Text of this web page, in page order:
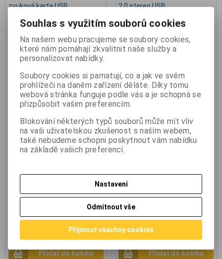
zvuková karta USB
Katalogové číslo: co_1608771
Termín dodání (dny):skladem
Skladem:1 ks
Hmotnost:0,06 kg
Renkforce 1608771 externí
zvuková karta USB konektor na
sluchátka, externí ovládání
hlasitosti. Tato zvuková karta
reproduktor, mikrofon nebo
sluchátka pohodlně přes USB
port. Využijte mnoho výhod
zvukové karty a telefonujte
například pomocí sluchátek
zdarma na internetu přes Voice
manipulací a možností nahradit
zvukové karty notebooku nebo
počítače. *obal má 15x11x4cm*
373,60 Kč
415 Kč
(13,085 EUR)(Vaše cena
Přidat do košíku
2.0 stereo USB
Výrobce:
Katalogové číslo:
Záruka (měsíců):24
Termín dodání (dny):
EAN: 4007249516602
Hama 51660 zvuková karta 2.0
stereo USB. Zvuková karta,
externí, 2.0 stereo, USB, 2x
zvuková karta pro připojení
audio zařízení převádí digitální
signál z USB rozhraní na
standardní analogový audio
signál. *obal zboží má
360 Kč(15,254 EUR)376 Kč
297,60 Kč(12,610 EUR)
Přidat do košíku
Souhlas s využitím souborů cookies
Na našem webu pracujeme se soubory cookies,
které nám pomáhají zkvalitnit naše služby a
personalizovat nabídky.
Soubory cookies si pamatují, co a jak ve svém
prohlížeči na daném zařízení děláte. Díky tomu
webová stránka funguje podle vás a je schopná se
přizpůsobit vašim preferencím.
Blokování některých typů souborů může mít vliv
na vaši uživatelskou zkušenost s naším webem,
také nebudeme schopni poskytnout vám nabídku
na základě vašich preferencí.
Nastavení
Odmítnout vše
Přijmout všechny cookies